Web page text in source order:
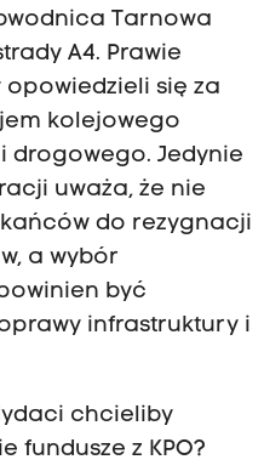
Tarnowa
A4. Prawie
się za
kolejowego
drogowego. Jedynie
uważa, że nie
do rezygnacji
a wybór
być
infrastruktury i
chcieliby
fundusze z KPO?